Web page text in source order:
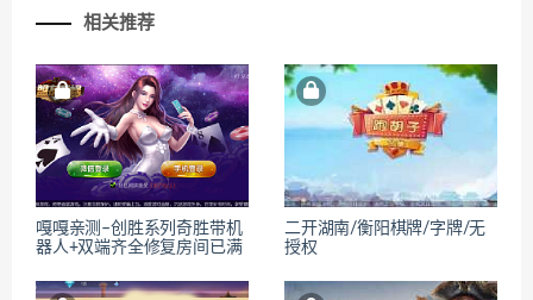
相关推荐
嘎嘎亲测–创胜系列奇胜带机
器人+双端齐全修复房间已满
二开湖南/衡阳棋牌/字牌/无
授权